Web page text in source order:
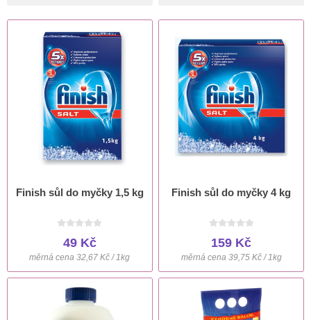
Finish sůl do myčky 1,5 kg
49 Kč
měrná cena 32,67 Kč / 1kg
Finish sůl do myčky 4 kg
159 Kč
měrná cena 39,75 Kč / 1kg